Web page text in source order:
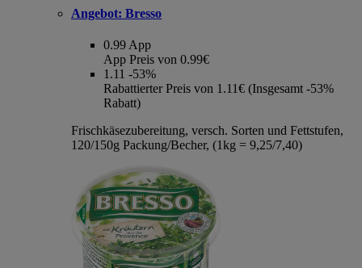
Angebot: Bresso
0.99 App
App Preis von 0.99€
1.11 -53%
Rabattierter Preis von 1.11€ (Insgesamt -53%
Rabatt)
Frischkäsezubereitung, versch. Sorten und Fettstufen,
120/150g Packung/Becher, (1kg = 9,25/7,40)